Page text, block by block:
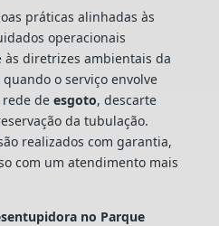
práticas alinhadas às
operacionais
diretrizes ambientais da
o serviço envolve
de esgoto, descarte
da tubulação.
realizados com garantia,
com um atendimento mais
no Parque